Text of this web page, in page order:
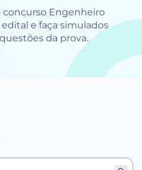
concurso Engenheiro
e faça simulados
da prova.